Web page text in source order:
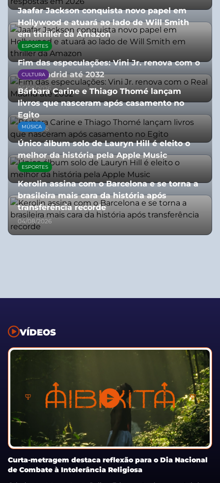
Jaafar Jackson conquista novo papel em
Hollywood e atuará ao lado de Will Smith
em thriller da Amazon
06/08/2026
ESPORTES
Fim das especulações: Vini Jr. renova com o
Real Madrid até 2032
06/08/2026
CULTURA
Bárbara Carine e Thiago Thomé lançam
livros que nasceram após casamento no
Egito
10/07/2026
MÚSICA
Único álbum solo de Lauryn Hill é eleito o
melhor da história pela Apple Music
06/08/2026
ESPORTES
Kerolin assina com o Barcelona e se torna a
brasileira mais cara da história após
transferência recorde
04/08/2026
VÍDEOS
Curta-metragem destaca reflexão para o Dia Nacional
de Combate à Intolerância Religiosa